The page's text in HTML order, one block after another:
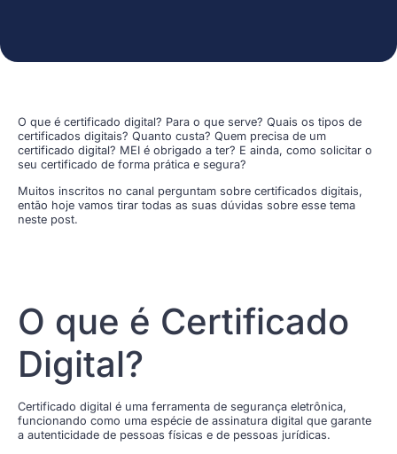
O que é certificado digital? Para o que serve? Quais os tipos de
certificados digitais? Quanto custa? Quem precisa de um
certificado digital? MEI é obrigado a ter? E ainda, como solicitar o
seu certificado de forma prática e segura?
Muitos inscritos no canal perguntam sobre certificados digitais,
então hoje vamos tirar todas as suas dúvidas sobre esse tema
neste post.
O que é Certificado
Digital?
Certificado digital é uma ferramenta de segurança eletrônica,
funcionando como uma espécie de assinatura digital que garante
a autenticidade de pessoas físicas e de pessoas jurídicas.